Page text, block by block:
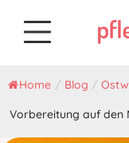
Home / Blog /
Vorbereitung auf den